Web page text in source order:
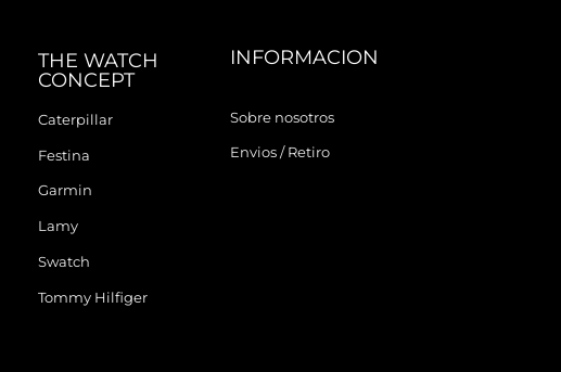
THE WATCH
CONCEPT
Caterpillar
Festina
Garmin
Lamy
Swatch
Tommy Hilfiger
INFORMACION
Sobre nosotros
Envios / Retiro